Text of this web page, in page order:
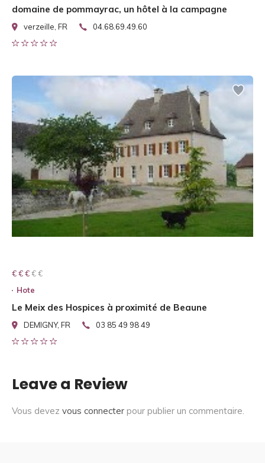
domaine de pommayrac, un hôtel à la campagne
verzeille, FR 04.68.69.49.60
€ € € € €
€ € €
Hote
Le Meix des Hospices à proximité de Beaune
DEMIGNY, FR 03 85 49 98 49
Leave a Review
Vous devez vous connecter pour publier un commentaire.